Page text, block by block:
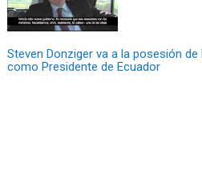
Steven Donziger va a la posesión de
como Presidente de Ecuador